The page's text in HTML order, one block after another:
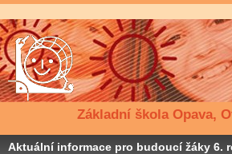
Základní škola Opava,
Aktuální informace pro budoucí žáky 6.